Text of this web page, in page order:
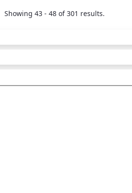
Showing 43 - 48 of 301 results.